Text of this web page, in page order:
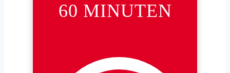
60 MINUTEN